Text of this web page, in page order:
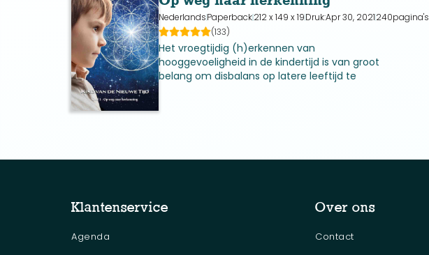
NederlandsPaperback212 x 149 x 19Druk:Apr 30, 2021240pagina's
(133)
Het vroegtijdig (h)erkennen van
hooggevoeligheid in de kindertijd is van groot
belang om disbalans op latere leeftijd te
Klantenservice
Agenda
Over ons
Contact